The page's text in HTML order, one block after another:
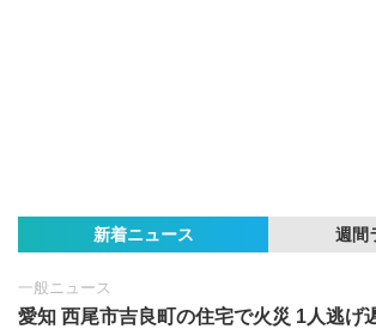
新着ニュース 週間
一般ニュース
愛知 西尾市吉良町の住宅で火災 1人逃げ